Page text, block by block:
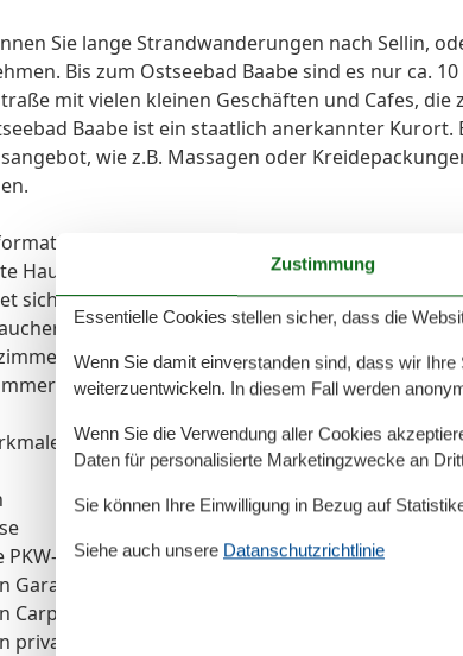
Sie lange Strandwanderungen nach Sellin,
Bis zum Ostseebad Baabe sind es nur ca.
mit vielen kleinen Geschäften und Cafes,
Baabe ist ein staatlich anerkannter Kurort.
wie z.B. Massagen oder
Haustiere: keins
sich in: Anlage
3
2
PKW-Stellplätze insgesamt für diese Unterkunft: 1
Garagenstellplätze: keinen
Carport-Stellplätze: keinen
private Außen­stellplätze: keinen
Zustimmung
Essentielle Cookies stellen sicher, dass die
Wenn Sie damit einverstanden sind, dass wir
weiterzuentwickeln. In diesem Fall werden
Wenn Sie die Verwendung aller Cookies
Daten für personalisierte Marketingzwecke an
Sie können Ihre Einwilligung in Bezug auf
Siehe auch unsere Datanschutzrichtlinie